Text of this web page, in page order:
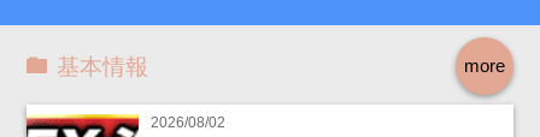
more
基本情報
2026/08/02